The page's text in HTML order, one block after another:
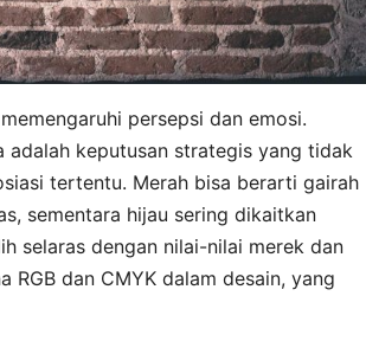
persepsi dan emosi.
keputusan strategis yang tidak
tertentu. Merah bisa berarti gairah
sementara hijau sering dikaitkan
selaras dengan nilai-nilai merek dan
dan CMYK dalam desain, yang